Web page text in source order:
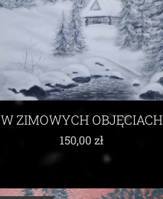
W ZIMOWYCH OBJĘCIACH
150,00zł